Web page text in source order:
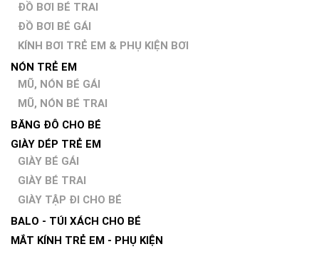
ĐỒ BƠI BÉ TRAI
ĐỒ BƠI BÉ GÁI
KÍNH BƠI TRẺ EM & PHỤ KIỆN BƠI
NÓN TRẺ EM
MŨ, NÓN BÉ GÁI
MŨ, NÓN BÉ TRAI
BĂNG ĐÔ CHO BÉ
GIÀY DÉP TRẺ EM
GIÀY BÉ GÁI
GIÀY BÉ TRAI
GIÀY TẬP ĐI CHO BÉ
BALO - TÚI XÁCH CHO BÉ
MẮT KÍNH TRẺ EM - PHỤ KIỆN